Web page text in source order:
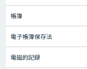
帳簿
電子帳簿保存法
電磁的記録